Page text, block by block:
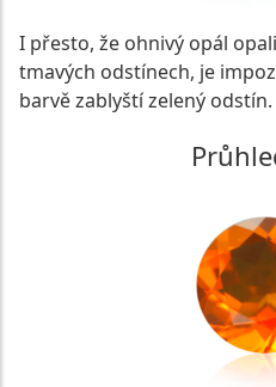
I přesto, že ohnivý opál
tmavých odstínech, je
barvě zablyští zelený odstín.